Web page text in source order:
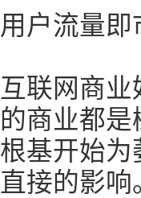
用户流量即
互联网商
的商业都
根基开始
直接的影响